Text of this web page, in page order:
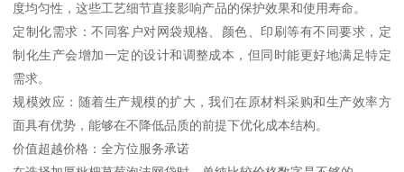
度均匀性，这些工艺细节直接影响产品的保护效果和使用寿命。
定制化需求：不同客户对网袋规格、颜色、印刷等有不同要求，定
制化生产会增加一定的设计和调整成本，但同时能更好地满足特定
需求。
规模效应：随着生产规模的扩大，我们在原材料采购和生产效率方
面具有优势，能够在不降低品质的前提下优化成本结构。
价值超越价格：全方位服务承诺